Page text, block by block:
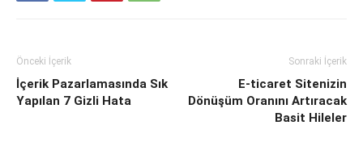
Önceki İçerik
İçerik Pazarlamasında Sık
Yapılan 7 Gizli Hata
Sonraki İçerik
E-ticaret Sitenizin
Dönüşüm Oranını Artıracak
Basit Hileler